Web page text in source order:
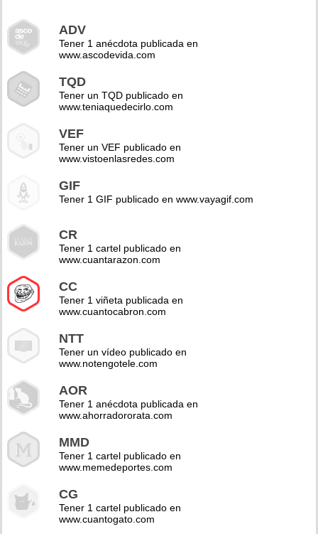
ADV
Tener 1 anécdota publicada en
www.ascodevida.com
TQD
Tener un TQD publicado en
www.teniaquedecirlo.com
VEF
Tener un VEF publicado en
www.vistoenlasredes.com
GIF
Tener 1 GIF publicado en www.vayagif.com
CR
Tener 1 cartel publicado en
www.cuantarazon.com
CC
Tener 1 viñeta publicada en
www.cuantocabron.com
NTT
Tener un vídeo publicado en
www.notengotele.com
AOR
Tener 1 anécdota publicada en
www.ahorradororata.com
MMD
Tener 1 cartel publicado en
www.memedeportes.com
CG
Tener 1 cartel publicado en
www.cuantogato.com